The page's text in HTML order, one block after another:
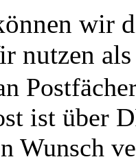
wir
nutzen
ist über
Wunsch